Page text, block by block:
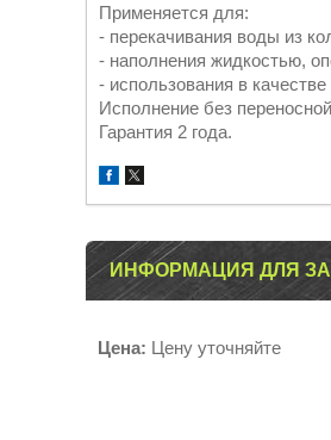
Применяется для:
- перекачивания воды из
- наполнения жидкостью,
- использования в
Исполнение без
Гарантия 2 года.
ИНФОРМАЦИЯ ДЛЯ
Цена: Цену уточняйте